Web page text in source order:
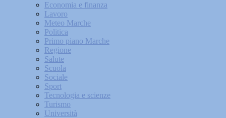
Economia e finanza
Lavoro
Meteo Marche
Politica
Primo piano Marche
Regione
Salute
Scuola
Sociale
Sport
Tecnologia e scienze
Turismo
Università